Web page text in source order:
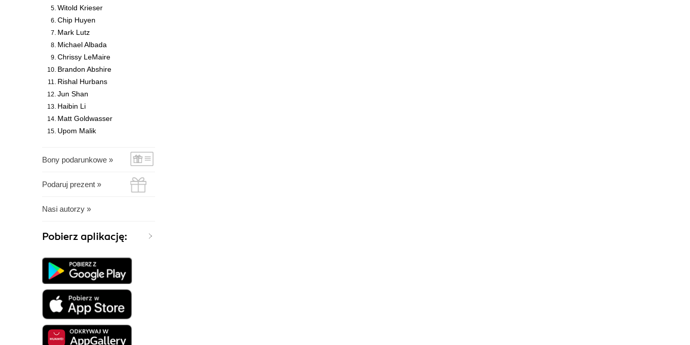
Witold Krieser
Chip Huyen
Mark Lutz
Michael Albada
Chrissy LeMaire
Brandon Abshire
Rishal Hurbans
Jun Shan
Haibin Li
Matt Goldwasser
Upom Malik
Bony podarunkowe »
Podaruj prezent »
Nasi autorzy »
Pobierz aplikację: